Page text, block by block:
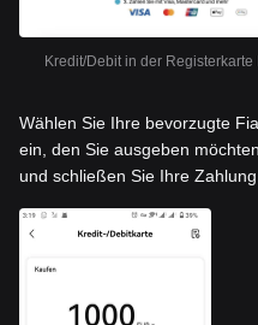
Kredit/Debit in der
Wählen Sie Ihre bevorzugte
ein, den Sie ausgeben
und schließen Sie Ihre